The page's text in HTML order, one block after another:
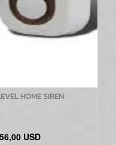
HOME SIREN
USD